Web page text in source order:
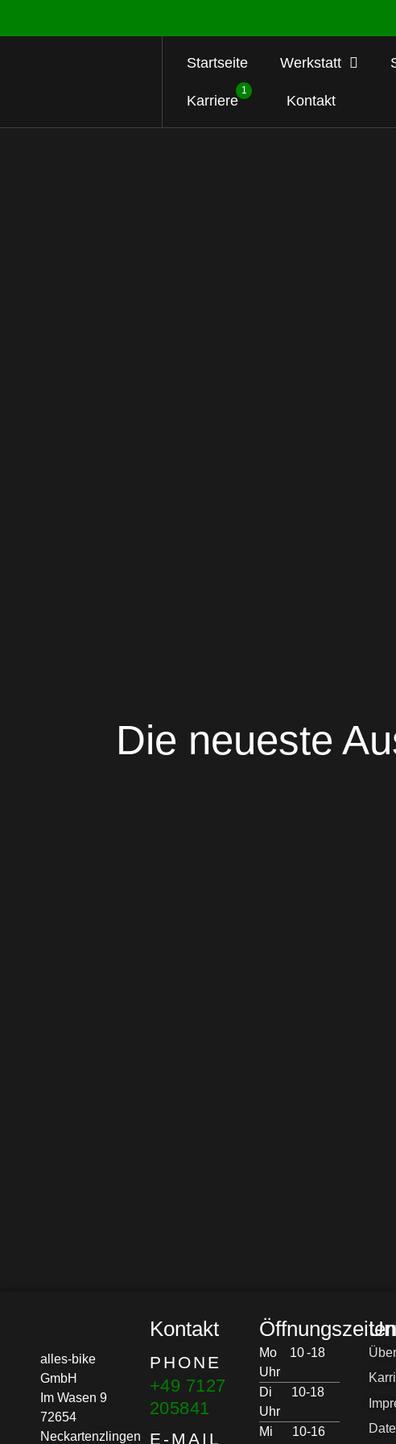
Startseite Werkstatt
Karriere
1
Kontakt
Die neueste
alles-bike
GmbH
Im Wasen 9
72654
Neckartenzlingen
Kontakt
PHONE
+49 7127
205841
E-MAIL
Öffnungszeiten
Mo 10 -18
Uhr
Di 10-18
Uhr
Mi 10-16